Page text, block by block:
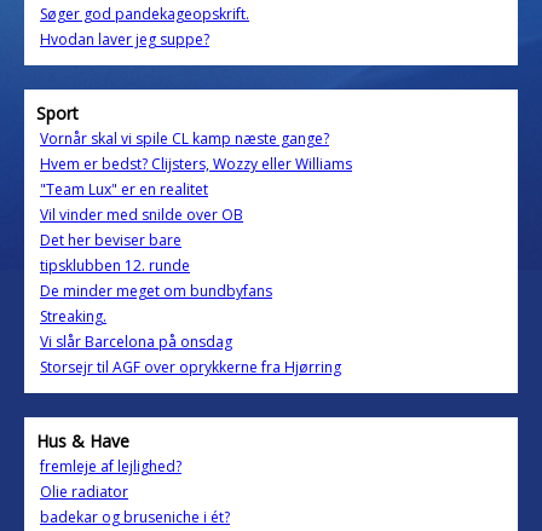
Søger god pandekageopskrift.
Hvodan laver jeg suppe?
Sport
Vornår skal vi spile CL kamp næste gange?
Hvem er bedst? Clijsters, Wozzy eller Williams
"Team Lux" er en realitet
Vil vinder med snilde over OB
Det her beviser bare
tipsklubben 12. runde
De minder meget om bundbyfans
Streaking.
Vi slår Barcelona på onsdag
Storsejr til AGF over oprykkerne fra Hjørring
Hus & Have
fremleje af lejlighed?
Olie radiator
badekar og bruseniche i ét?